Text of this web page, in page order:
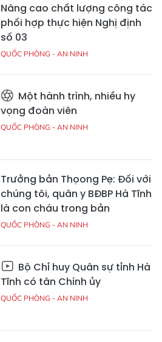
Nâng cao chất lượng công tác
phối hợp thực hiện Nghị định
số 03
QUỐC PHÒNG - AN NINH
Một hành trình, nhiều hy
vọng đoàn viên
QUỐC PHÒNG - AN NINH
Trưởng bản Thọong Pẹ: Đối với
chúng tôi, quân y BĐBP Hà Tĩnh
là con cháu trong bản
QUỐC PHÒNG - AN NINH
Bộ Chỉ huy Quân sự tỉnh Hà
Tĩnh có tân Chính ủy
QUỐC PHÒNG - AN NINH